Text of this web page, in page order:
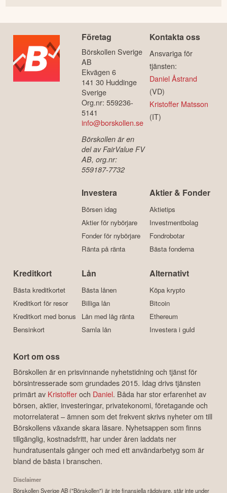
Företag
Börskollen Sverige
AB
Ekvägen 6
141 30 Huddinge
Sverige
Org.nr: 559236-
5141
info@borskollen.se
Börskollen är en
del av FairValue FV
AB, org.nr:
559187-7732
Kontakta oss
Ansvariga för
tjänsten:
Daniel Åstrand
(VD)
Kristoffer Matsson
(IT)
Investera
Börsen idag
Aktier för nybörjare
Fonder för nybörjare
Ränta på ränta
Aktier & Fonder
Aktietips
Investmentbolag
Fondrobotar
Bästa fonderna
Kreditkort
Bästa kreditkortet
Kreditkort för resor
Kreditkort med bonus
Bensinkort
Lån
Bästa lånen
Billiga lån
Lån med låg ränta
Samla lån
Alternativt
Köpa krypto
Bitcoin
Ethereum
Investera i guld
Kort om oss
Börskollen är en prisvinnande nyhetstidning och tjänst för
börsintresserade som grundades 2015. Idag drivs tjänsten
primärt av Kristofferoch Daniel. Båda har stor erfarenhet av
börsen, aktier, investeringar, privatekonomi, företagande och
motorrelaterat – ämnen som det frekvent skrivs nyheter om till
Börskollens växande skara läsare. Nyhetsappen som finns
tillgänglig, kostnadsfritt, har under åren laddats ner
hundratusentals gånger och med ett användarbetyg som är
bland de bästa i branschen.
Disclaimer
Börskollen Sverige AB ("Börskollen") är inte finansiella rådgivare, står inte under